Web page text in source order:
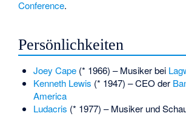
Conference.
Persönlichkeiten
Joey Cape(* 1966) – Musiker bei
Kenneth Lewis (* 1947) – CEO der
America
Ludacris (* 1977) – Musiker und